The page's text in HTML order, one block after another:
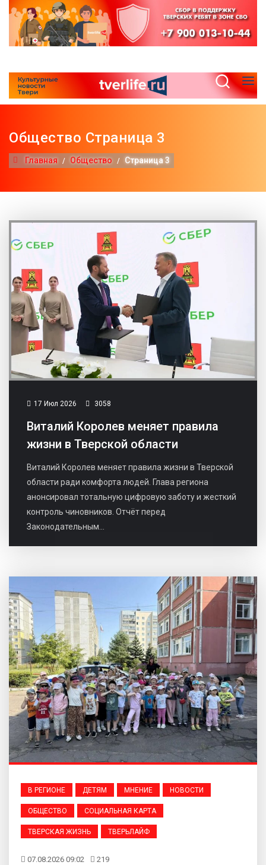
Общество Страница 3
Главная Общество Страница 3
17 Июл 2026 3058
Виталий Королев меняет правила
жизни в Тверской области
Виталий Королев меняет правила жизни в Тверской
области ради комфорта людей. Глава региона
анонсировал тотальную цифровую заботу и жесткий
контроль чиновников. Отчёт перед
Законодательным...
В РЕГИОНЕ ДЕТЯМ МНЕНИЕ НОВОСТИ
ОБЩЕСТВО СОЦИАЛЬНАЯ КАРТА
ТВЕРСКАЯ ЖИЗНЬ ТВЕРЬЛАЙФ
07.08.2026 09:02 219